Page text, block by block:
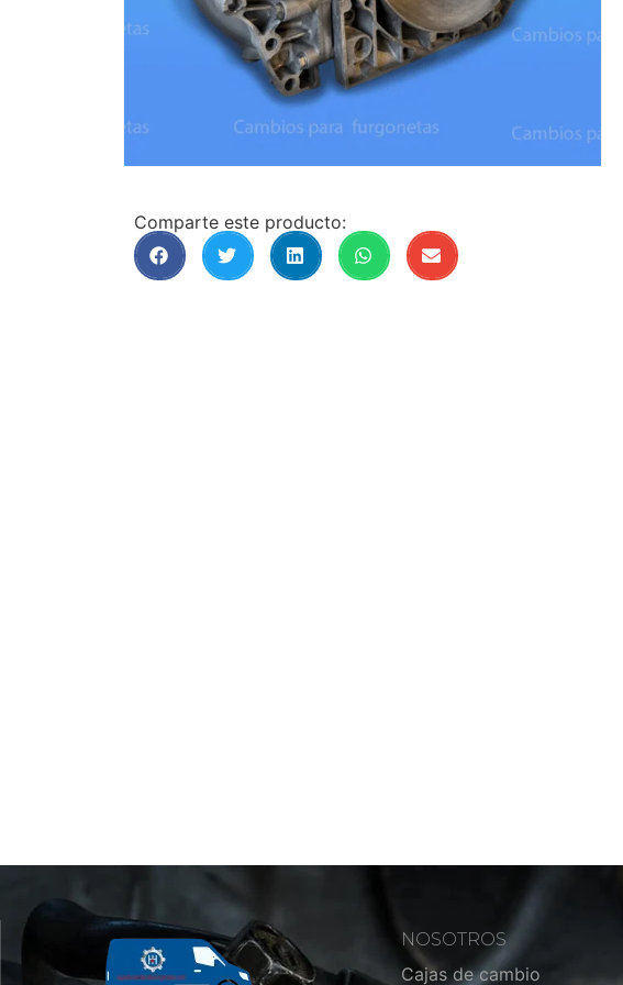
Comparte este producto:
NOSOTROS
Cajas de cambio